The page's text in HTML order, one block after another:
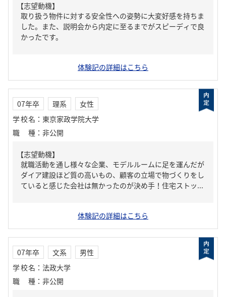
【志望動機】
取り扱う物件に対する安全性への姿勢に大変好感を持ちま
した。また、説明会から内定に至るまでがスピーディで良
かったです。
体験記の詳細はこちら
07年卒 理系
女性
学校名 ： 東京家政学院大学
職種 ： 非公開
【志望動機】
就職活動を通し様々な企業、モデルルームに足を運んだが
ダイア建設ほど質の高いもの、顧客の立場で物づくりをし
ていると感じた会社は無かったのが決め手！住宅ストッ...
体験記の詳細はこちら
07年卒 文系
男性
学校名 ： 法政大学
職種 ： 非公開